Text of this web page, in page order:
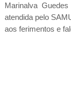
Marinalva
atendida pelo
aos ferimentos e